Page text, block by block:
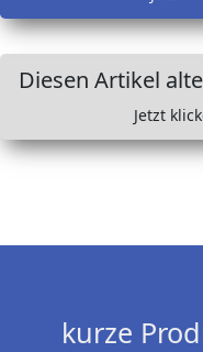
Diesen Artikel
Jetzt
kurze